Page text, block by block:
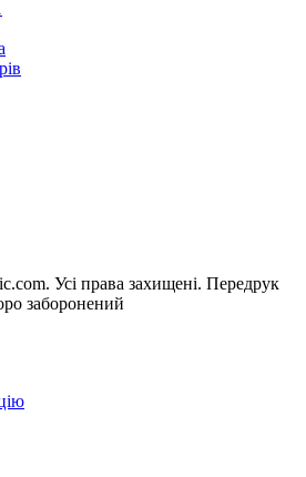
Усi права захищенi. Передрук
заборонений